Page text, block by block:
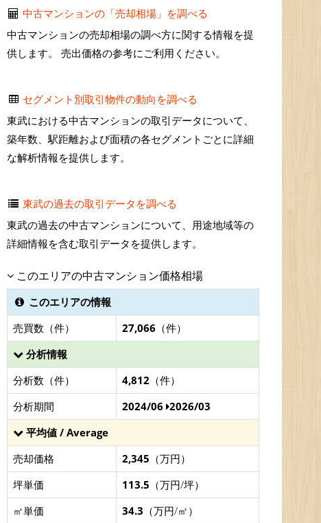
中古マンションの「売却相場」を調べる
中古マンションの売却相場の調べ方に関する情報を提
供します。 売出価格の参考にご利用ください。
セグメント別取引物件の動向を調べる
東武における中古マンションの取引データについて、
築年数、駅距離および面積の各セグメントごとに詳細
な解析情報を提供します。
東武の過去の取引データを調べる
東武の過去の中古マンションについて、用途地域等の
詳細情報を含む取引データを提供します。
このエリアの中古マンション価格相場
このエリアの情報
売買数（件）
27,066 （件）
分析情報
分析数（件）
4,812 （件）
分析期間
2024/06 2026/03
平均値 / Average
売却価格
2,345 （万円）
坪単価
113.5 （万円/坪）
㎡単価
34.3 （万円/㎡）